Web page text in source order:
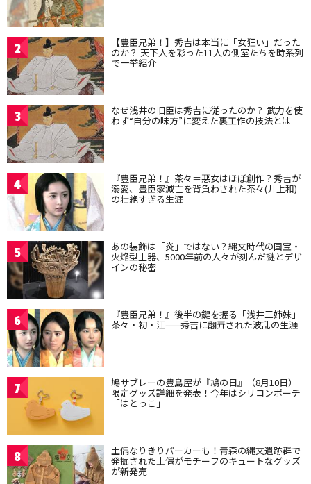
2 【豊臣兄弟！】秀吉は本当に「女狂い」だった
のか？ 天下人を彩った11人の側室たちを時系列
で一挙紹介
3 なぜ浅井の旧臣は秀吉に従ったのか？ 武力を使
わず“自分の味方”に変えた裏工作の技法とは
4 『豊臣兄弟！』茶々＝悪女はほぼ創作？秀吉が
溺愛、豊臣家滅亡を背負わされた茶々(井上和)
の壮絶すぎる生涯
5 あの装飾は「炎」ではない？縄文時代の国宝・
火焔型土器、5000年前の人々が刻んだ謎とデザ
インの秘密
6 『豊臣兄弟！』後半の鍵を握る「浅井三姉妹」
茶々・初・江——秀吉に翻弄された波乱の生涯
7 鳩サブレーの豊島屋が『鳩の日』（8月10日）
限定グッズ詳細を発表！今年はシリコンポーチ
「はとっこ」
8 土偶なりきりパーカーも！青森の縄文遺跡群で
発掘された土偶がモチーフのキュートなグッズ
が新発売